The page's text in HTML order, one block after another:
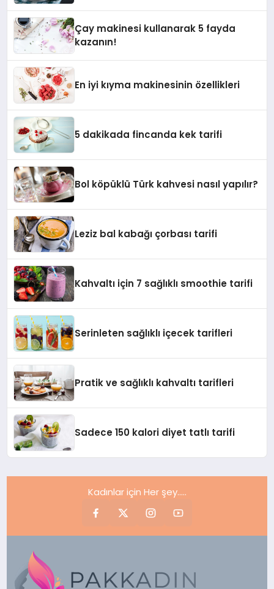
Çay makinesi kullanarak 5 fayda
kazanın!
En iyi kıyma makinesinin özellikleri
5 dakikada fincanda kek tarifi
Bol köpüklü Türk kahvesi nasıl yapılır?
Leziz bal kabağı çorbası tarifi
Kahvaltı için 7 sağlıklı smoothie tarifi
Serinleten sağlıklı içecek tarifleri
Pratik ve sağlıklı kahvaltı tarifleri
Sadece 150 kalori diyet tatlı tarifi
Kadınlar için Her şey.....